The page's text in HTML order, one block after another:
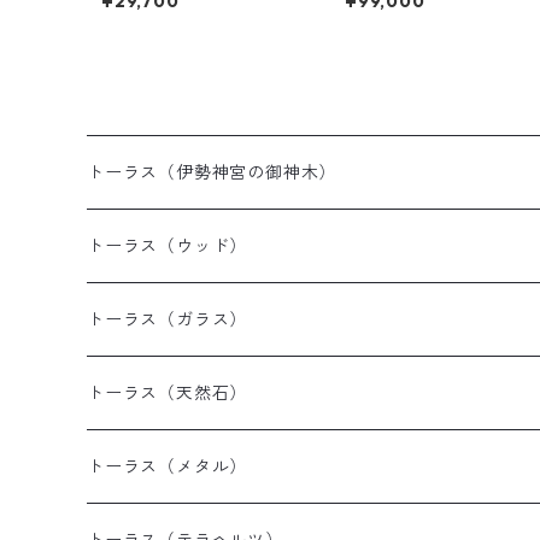
ェネレーター《送料無料》
トーラス（伊勢神宮の御神木）
トーラス（ウッド）
トーラス（ガラス）
トーラス（天然石）
トーラス（メタル）